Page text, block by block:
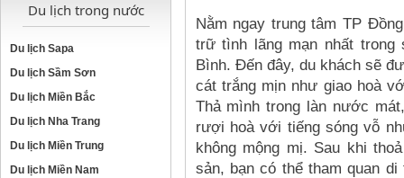
Du lịch trong nước
Du lịch Sapa
Du lịch Sầm Sơn
Du lịch Miền Bắc
Du lịch Nha Trang
Du lịch Miền Trung
Du lịch Miền Nam
Nằm ngay trung tâm TP
trữ tình lãng mạn nhất trong
Bình. Đến đây, du khách sẽ
cát trắng mịn như giao hoà
Thả mình trong làn nước
rượi hoà với tiếng sóng vỗ
không mộng mị. Sau khi
sản, bạn có thể tham quan